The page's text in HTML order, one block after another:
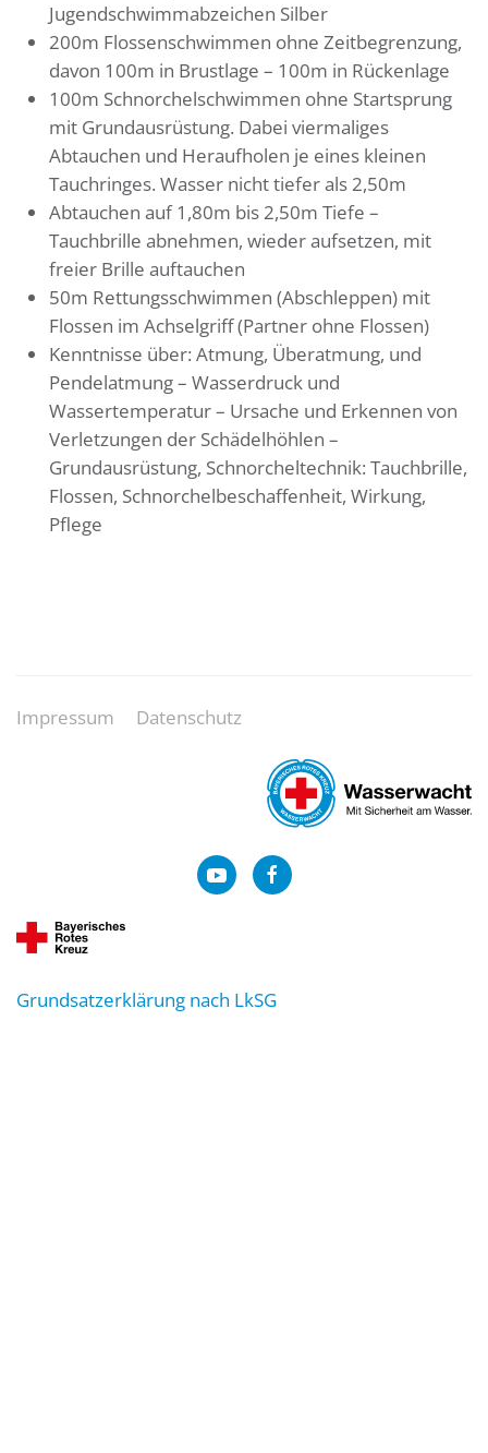
Jugendschwimmabzeichen Silber
200m Flossenschwimmen ohne Zeitbegrenzung,
davon 100m in Brustlage – 100m in Rückenlage
100m Schnorchelschwimmen ohne Startsprung
mit Grundausrüstung. Dabei viermaliges
Abtauchen und Heraufholen je eines kleinen
Tauchringes. Wasser nicht tiefer als 2,50m
Abtauchen auf 1,80m bis 2,50m Tiefe –
Tauchbrille abnehmen, wieder aufsetzen, mit
freier Brille auftauchen
50m Rettungsschwimmen (Abschleppen) mit
Flossen im Achselgriff (Partner ohne Flossen)
Kenntnisse über: Atmung, Überatmung, und
Pendelatmung – Wasserdruck und
Wassertemperatur – Ursache und Erkennen von
Verletzungen der Schädelhöhlen –
Grundausrüstung, Schnorcheltechnik: Tauchbrille,
Flossen, Schnorchelbeschaffenheit, Wirkung,
Pflege
Impressum Datenschutz
Grundsatzerklärung nach LkSG